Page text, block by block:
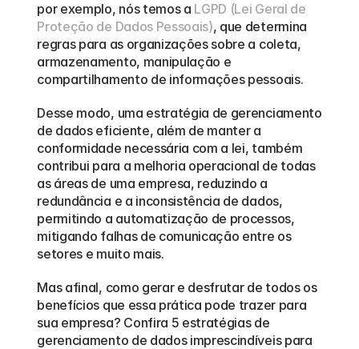
por exemplo, nós temos a LGPD (Lei Geral de
Proteção de Dados Pessoais), que determina
regras para as organizações sobre a coleta,
armazenamento, manipulação e
compartilhamento de informações pessoais.
Desse modo, uma estratégia de gerenciamento
de dados eficiente, além de manter a
conformidade necessária com a lei, também
contribui para a melhoria operacional de todas
as áreas de uma empresa, reduzindo a
redundância e a inconsistência de dados,
permitindo a automatização de processos,
mitigando falhas de comunicação entre os
setores e muito mais.
Mas afinal, como gerar e desfrutar de todos os
benefícios que essa prática pode trazer para
sua empresa? Confira 5 estratégias de
gerenciamento de dados imprescindíveis para